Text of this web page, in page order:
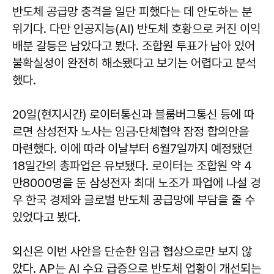
반도체 공급망 충격을 일단 피했다는 데 안도하는 분
위기다. 다만 인공지능(AI) 반도체 호황으로 커진 이익
배분 갈등은 남았다고 봤다. 조합원 투표가 남아 있어
불확실성이 완전히 해소됐다고 보기는 어렵다고 분석
했다.
20일(현지시간) 로이터통신과 블룸버그통신 등에 따
르면 삼성전자 노사는 임금·단체협약 잠정 합의안을
마련했다. 이에 따라 이날부터 6월7일까지 예정됐던
18일간의 총파업은 유보됐다. 로이터는 조합원 약 4
만8000명을 둔 삼성전자 최대 노조가 파업에 나설 경
우 한국 경제와 글로벌 반도체 공급망에 부담을 줄 수
있었다고 봤다.
외신은 이번 사안을 단순한 임금 협상으로만 보지 않
았다. AP는 AI 수요 급증으로 반도체 업황이 개선되는